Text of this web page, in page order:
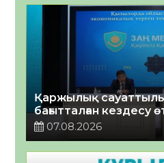
Қаржылық
бағытталған кездесу
07.08.2026